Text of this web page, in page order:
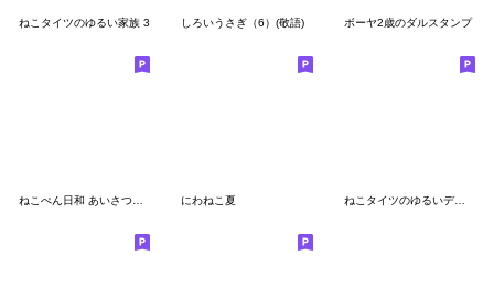
ねこタイツのゆるい家族 3 しろいうさぎ（6）(敬語) ボーヤ2歳のダルスタンプ
にわねこ夏 ねこタイツのゆるいデカ文字